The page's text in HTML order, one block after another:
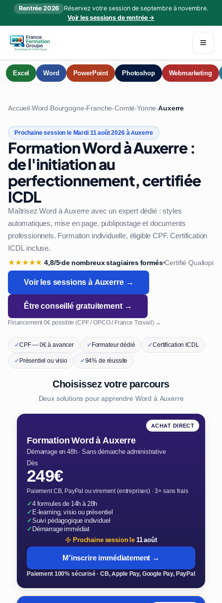
Rentrée 2026
Réservez votre session de septembre à novembre.
Voir les sessions de rentrée →
Excel Word PowerPoint Photoshop Webmarketing
Accueil›Word›Bourgogne-Franche-Comté›Yonne›Auxerre
Prochaine session le Mardi 11 août 2026 à Auxerre
Formation Word à Auxerre :
de l'initiation au
perfectionnement, certifiée
ICDL
Maîtrisez Word à Auxerre avec un expert dédié : styles
automatiques, mise en page, publipostage et documents
professionnels. Formation individuelle, éligible CPF. Certification
ICDL incluse.
★★★★★ 4,8/5•de nombreux stagiaires formés•Certifié Qualiopi
Voir les sessions à Auxerre →
Être conseillé gratuitement →
Financement 0€ possible (CPF / OPCO / France Travail) →
✓CPF — 0€ à avancer ✓Formateur dédié ✓Certification ICDL
✓Présentiel ou visio ✓94% de réussite
Choisissez votre parcours
Deux solutions pour apprendre Word à Auxerre
ACHAT DIRECT
Formation Word à Auxerre
Démarrage en 48h · Sans démarche administrative
Dès
249€
Paiement CB, PayPal ou virement (entreprises) · 3× sans frais
✓4 formules de 14h à 28h
✓E-learning, visio ou présentiel
✓Suivi pédagogique individuel
✓Démarrage immédiat
Prochaine session le11 août
M'inscrire immédiatement →
Paiement 100% sécurisé · CB, Apple Pay, Google Pay, PayPal